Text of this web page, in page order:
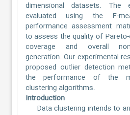
dimensional datasets. The
evaluated using the F-
performance assessment
to assess the quality of
coverage and overall
generation. Our experimental
proposed outlier detection
the performance of the
clustering algorithms.
Introduction
Data clustering intends to